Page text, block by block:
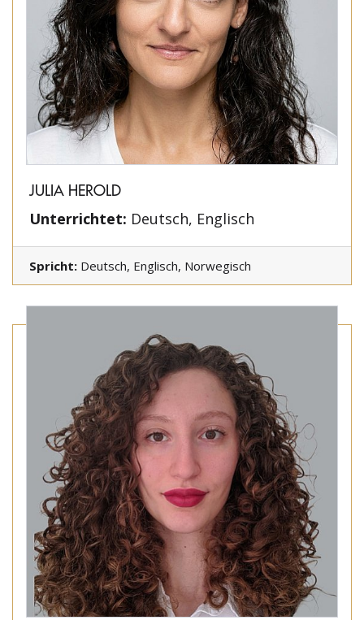
JULIA HEROLD
Unterrichtet: Deutsch, Englisch
Spricht: Deutsch, Englisch, Norwegisch